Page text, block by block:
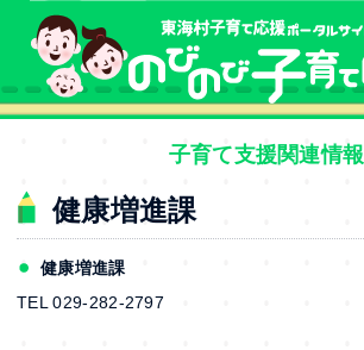
本文へ
子育て支援関連情報
健康増進課
健康増進課
TEL 029-282-2797